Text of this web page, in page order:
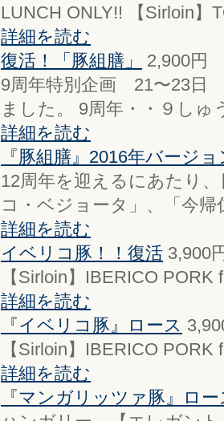
LUNCH ONLY!! 【Sirloin】
詳細を読む
復活！「豚組膳」
2,900円
9周年特別企画 21〜23日
ました。 9周年・・９しゅ
詳細を読む
『豚組膳』2016年バージョ
12周年を迎えるにあたり
コ・ベジョータ」、「今
詳細を読む
イベリコ豚！！復活 3,900
【Sirloin】IBERICO
詳細を読む
『イベリコ豚』ロース
【Sirloin】IBERICO
詳細を読む
『マンガリッツァ豚』ロー